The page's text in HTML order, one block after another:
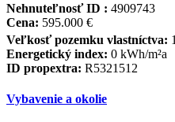
Nehnuteľnosť ID : 4909743
Cena: 595.000 €
Veľkosť pozemku vlastníctva:
Energetický index: 0 kWh/m²a
ID propextra: R5321512
Vybavenie a okolie